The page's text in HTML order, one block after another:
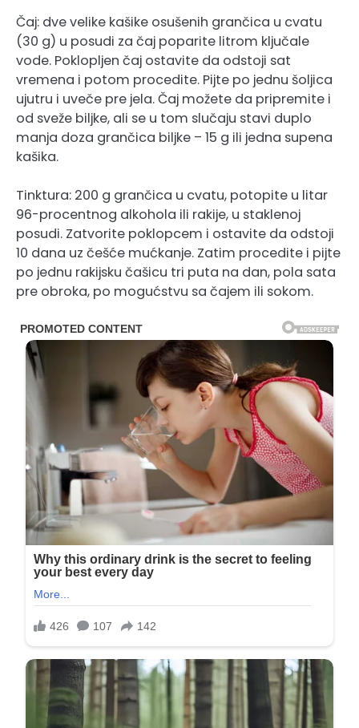
Čaj: dve velike kašike osušenih grančica u cvatu
(30 g) u posudi za čaj poparite litrom ključale
vode. Poklopljen čaj ostavite da odstoji sat
vremena i potom procedite. Pijte po jednu šoljica
ujutru i uveče pre jela. Čaj možete da pripremite i
od sveže biljke, ali se u tom slučaju stavi duplo
manja doza grančica biljke – 15 g ili jedna supena
kašika.
Tinktura: 200 g grančica u cvatu, potopite u litar
96-procentnog alkohola ili rakije, u staklenoj
posudi. Zatvorite poklopcem i ostavite da odstoji
10 dana uz češće mućkanje. Zatim procedite i pijte
po jednu rakijsku čašicu tri puta na dan, pola sata
pre obroka, po mogućstvu sa čajem ili sokom.